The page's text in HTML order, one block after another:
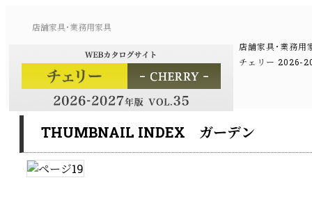
店舗家具･業務用家具
店舗家具･業務用
チェリー 2026-
THUMBNAIL INDEX ガーデン